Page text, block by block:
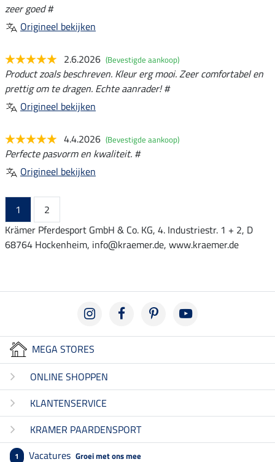
zeer goed #
Origineel bekijken
2.6.2026 (Bevestigde aankoop)
Product zoals beschreven. Kleur erg mooi. Zeer comfortabel en
prettig om te dragen. Echte aanrader! #
Origineel bekijken
4.4.2026 (Bevestigde aankoop)
Perfecte pasvorm en kwaliteit. #
Origineel bekijken
1
2
Krämer Pferdesport GmbH & Co. KG, 4. Industriestr. 1 + 2, D
68764 Hockenheim, info@kraemer.de, www.kraemer.de
MEGA STORES
ONLINE SHOPPEN
KLANTENSERVICE
KRAMER PAARDENSPORT
1 Vacatures Groei met ons mee